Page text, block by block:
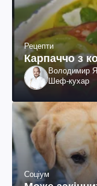
Рецепти
Карпаччо з
Володимир
Шеф-кухар
Соціум